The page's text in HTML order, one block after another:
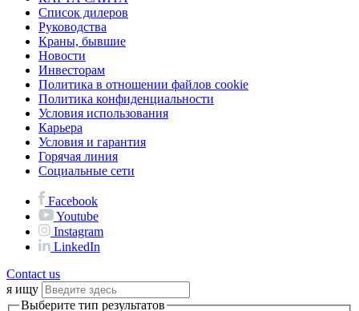
Список дилеров
Руководства
Краны, бывшие
Новости
Инвесторам
Политика в отношении файлов cookie
Политика конфиденциальности
Условия использования
Карьера
Условия и гарантия
Горячая линия
Социальные сети
Facebook
Youtube
Instagram
LinkedIn
Contact us
я ищу
Выберите тип результатов